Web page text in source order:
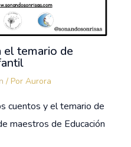
el temario de
/ Por Aurora
cuentos y el temario de
maestros de Educación